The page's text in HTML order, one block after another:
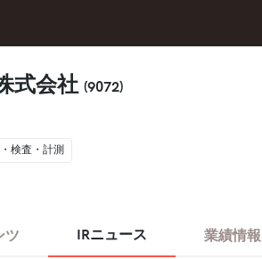
式会社 (9072)
検査・計測
ツ IRニュース 業績情報